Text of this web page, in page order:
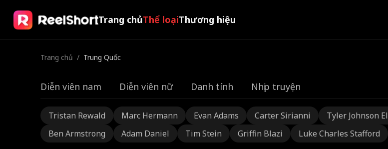
Trang chủThể loạiThương hiệu
Trang chủ / Trung Quốc
Diễn viên nam Diễn viên nữ Danh tính Nhịp truyện
Tristan Rewald Marc Hermann Evan Adams Carter Sirianni Tyler Johnson
Ben Armstrong
Adam Daniel Tim Stein Griffin Blazi Luke Charles Stafford